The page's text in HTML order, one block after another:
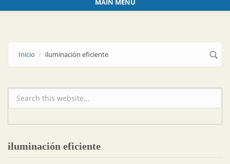
MAIN MENU
Inicio iluminación eficiente
Formulario de búsqueda
iluminación eficiente